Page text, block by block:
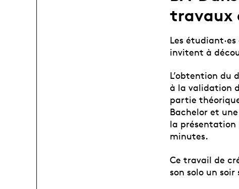
travaux
Les
invitent à
L’obtention du
à la validation
partie
Bachelor et
la présentation
minutes.
Ce travail de
son solo un